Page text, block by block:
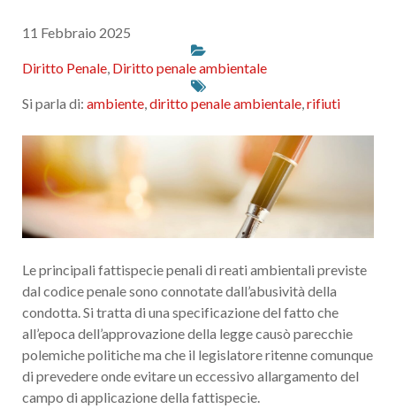
11 Febbraio 2025
Diritto Penale, Diritto penale ambientale
Si parla di: ambiente,diritto penale ambientale,rifiuti
Le principali fattispecie penali di reati ambientali previste
dal codice penale sono connotate dall’abusività della
condotta. Si tratta di una specificazione del fatto che
all’epoca dell’approvazione della legge causò parecchie
polemiche politiche ma che il legislatore ritenne comunque
di prevedere onde evitare un eccessivo allargamento del
campo di applicazione della fattispecie.